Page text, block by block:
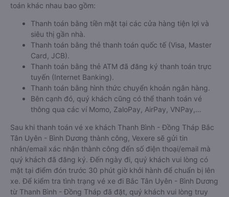
toán khác nhau bao gồm:
Thanh toán bằng tiền mặt tại các cửa hàng tiện lợi và
siêu thị gần nhà.
Thanh toán bằng thẻ thanh toán quốc tế (Visa, Master
Card, JCB).
Thanh toán bằng thẻ ATM đã đăng ký thanh toán trực
tuyến (Internet Banking).
Thanh toán bằng hình thức chuyển khoản ngân hàng.
Bên cạnh đó, quý khách cũng có thể thanh toán vé
thông qua các ví Momo, ZaloPay, AirPay, VNPay,…
Sau khi thanh toán vé xe khách Thanh Bình - Đồng Tháp Bắc
Tân Uyên - Bình Dương thành công, Vexere sẽ gửi tin
nhắn/email xác nhận thành công đến số điện thoại/email mà
quý khách đã đăng ký. Đến ngày đi, quý khách vui lòng có
mặt tại điểm đón trước 30 phút giờ khởi hành để chuẩn bị lên
xe. Để kiểm tra tình trạng vé xe đi Bắc Tân Uyên - Bình Dương
từ Thanh Bình - Đồng Tháp đã đặt, quý khách vui lòng truy